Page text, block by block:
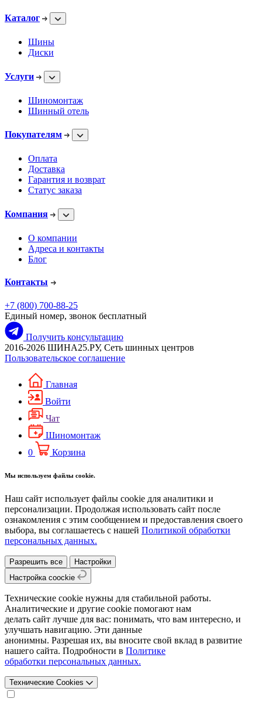
Каталог
Шины
Диски
Услуги
Шиномонтаж
Шинный отель
Покупателям
Оплата
Доставка
Гарантия и возврат
Статус заказа
Компания
О компании
Адреса и контакты
Блог
Контакты
+7 (800) 700-88-25
Единый номер, звонок бесплатный
Получить консультацию
2016-2026 ШИНА25.РУ, Сеть шинных центров
Пользовательское соглашение
Главная
Войти
Чат
Шиномонтаж
0
Корзина
Мы используем файлы cookie.
Наш сайт использует файлы cookie для аналитики и
персонализации. Продолжая использовать сайт после
ознакомления с этим сообщением и предоставления своего
выбора, вы соглашаетесь с нашей Политикой обработки
персональных данных.
Разрешить все
Настройки
Настройка coockie
Технические cookie нужны для стабильной работы.
Аналитические и другие cookie помогают нам
делать сайт лучше для вас: понимать, что вам интересно, и
улучшать навигацию. Эти данные
анонимны. Разрешая их, вы вносите свой вклад в развитие
нашего сайта. Подробности в Политике
обработки персональных данных.
Технические Cookies